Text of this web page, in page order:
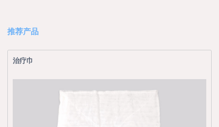
推荐产品
治疗巾